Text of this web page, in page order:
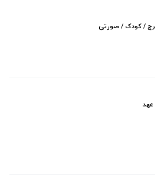
/ کودک / صورتی
عهد